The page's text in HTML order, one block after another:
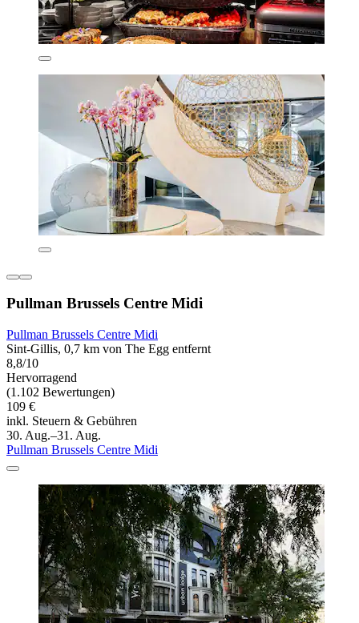
Pullman Brussels Centre Midi
Pullman Brussels Centre Midi
Sint-Gillis, 0,7 km von The Egg entfernt
8,8/10
Hervorragend
(1.102 Bewertungen)
109 €
inkl. Steuern & Gebühren
30. Aug.–31. Aug.
Pullman Brussels Centre Midi